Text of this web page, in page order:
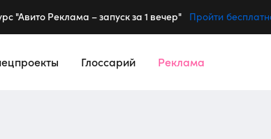
"Авито Реклама – запуск за 1 вечер" Пройти
Глоссарий Реклама